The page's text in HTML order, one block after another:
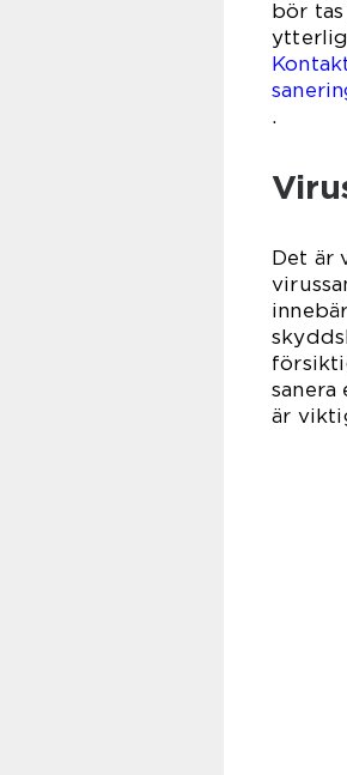
bör
.
Det är
är